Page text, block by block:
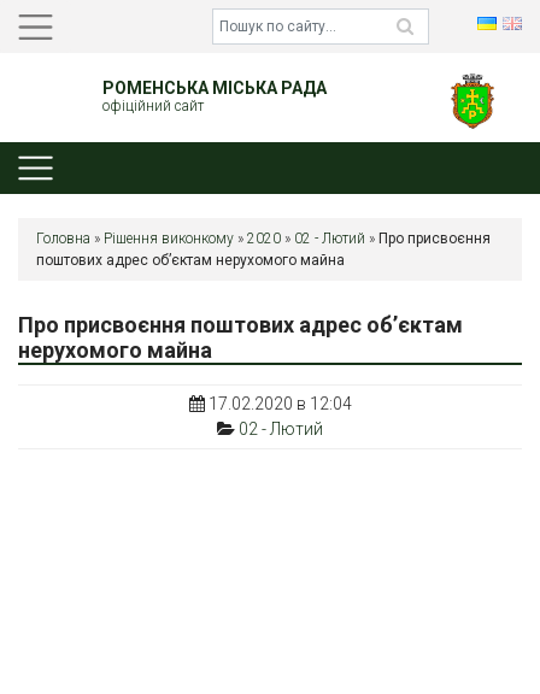
РОМЕНСЬКА МІСЬКА РАДА
офіційний сайт
Головна » Рішення виконкому » 2020 » 02 - Лютий » Про присвоєння
поштових адрес об’єктам нерухомого майна
Про присвоєння поштових адрес об’єктам
нерухомого майна
17.02.2020 в 12:04
02 - Лютий